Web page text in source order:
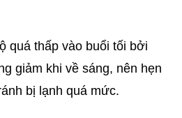
quá thấp vào buổi tối bởi
giảm khi về sáng, nên hẹn
bị lạnh quá mức.